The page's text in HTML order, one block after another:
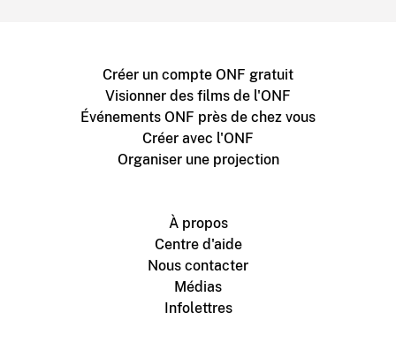
Créer un compte ONF gratuit
Visionner des films de l'ONF
Événements ONF près de chez vous
Créer avec l'ONF
Organiser une projection
À propos
Centre d'aide
Nous contacter
Médias
Infolettres